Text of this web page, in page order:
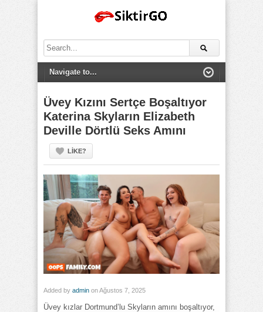
Search
for:
Üvey Kızını Sertçe Boşaltıyor
Katerina Skyların Elizabeth
Deville Dörtlü Seks Amını
LIKE?
Added by admin on Ağustos 7, 2025
Üvey kızlar Dortmund’lu Skyların amını boşaltıyor,